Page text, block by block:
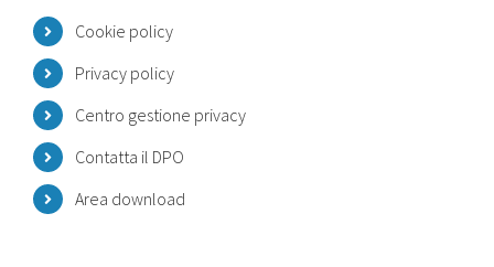
Cookie policy
Privacy policy
Centro gestione privacy
Contatta il DPO
Area download